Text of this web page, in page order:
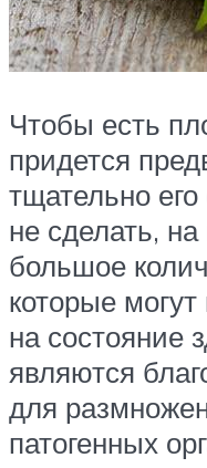
Чтобы есть
придется
тщательно
не сделать,
большое
которые
на состояние
являются
для
патогенных